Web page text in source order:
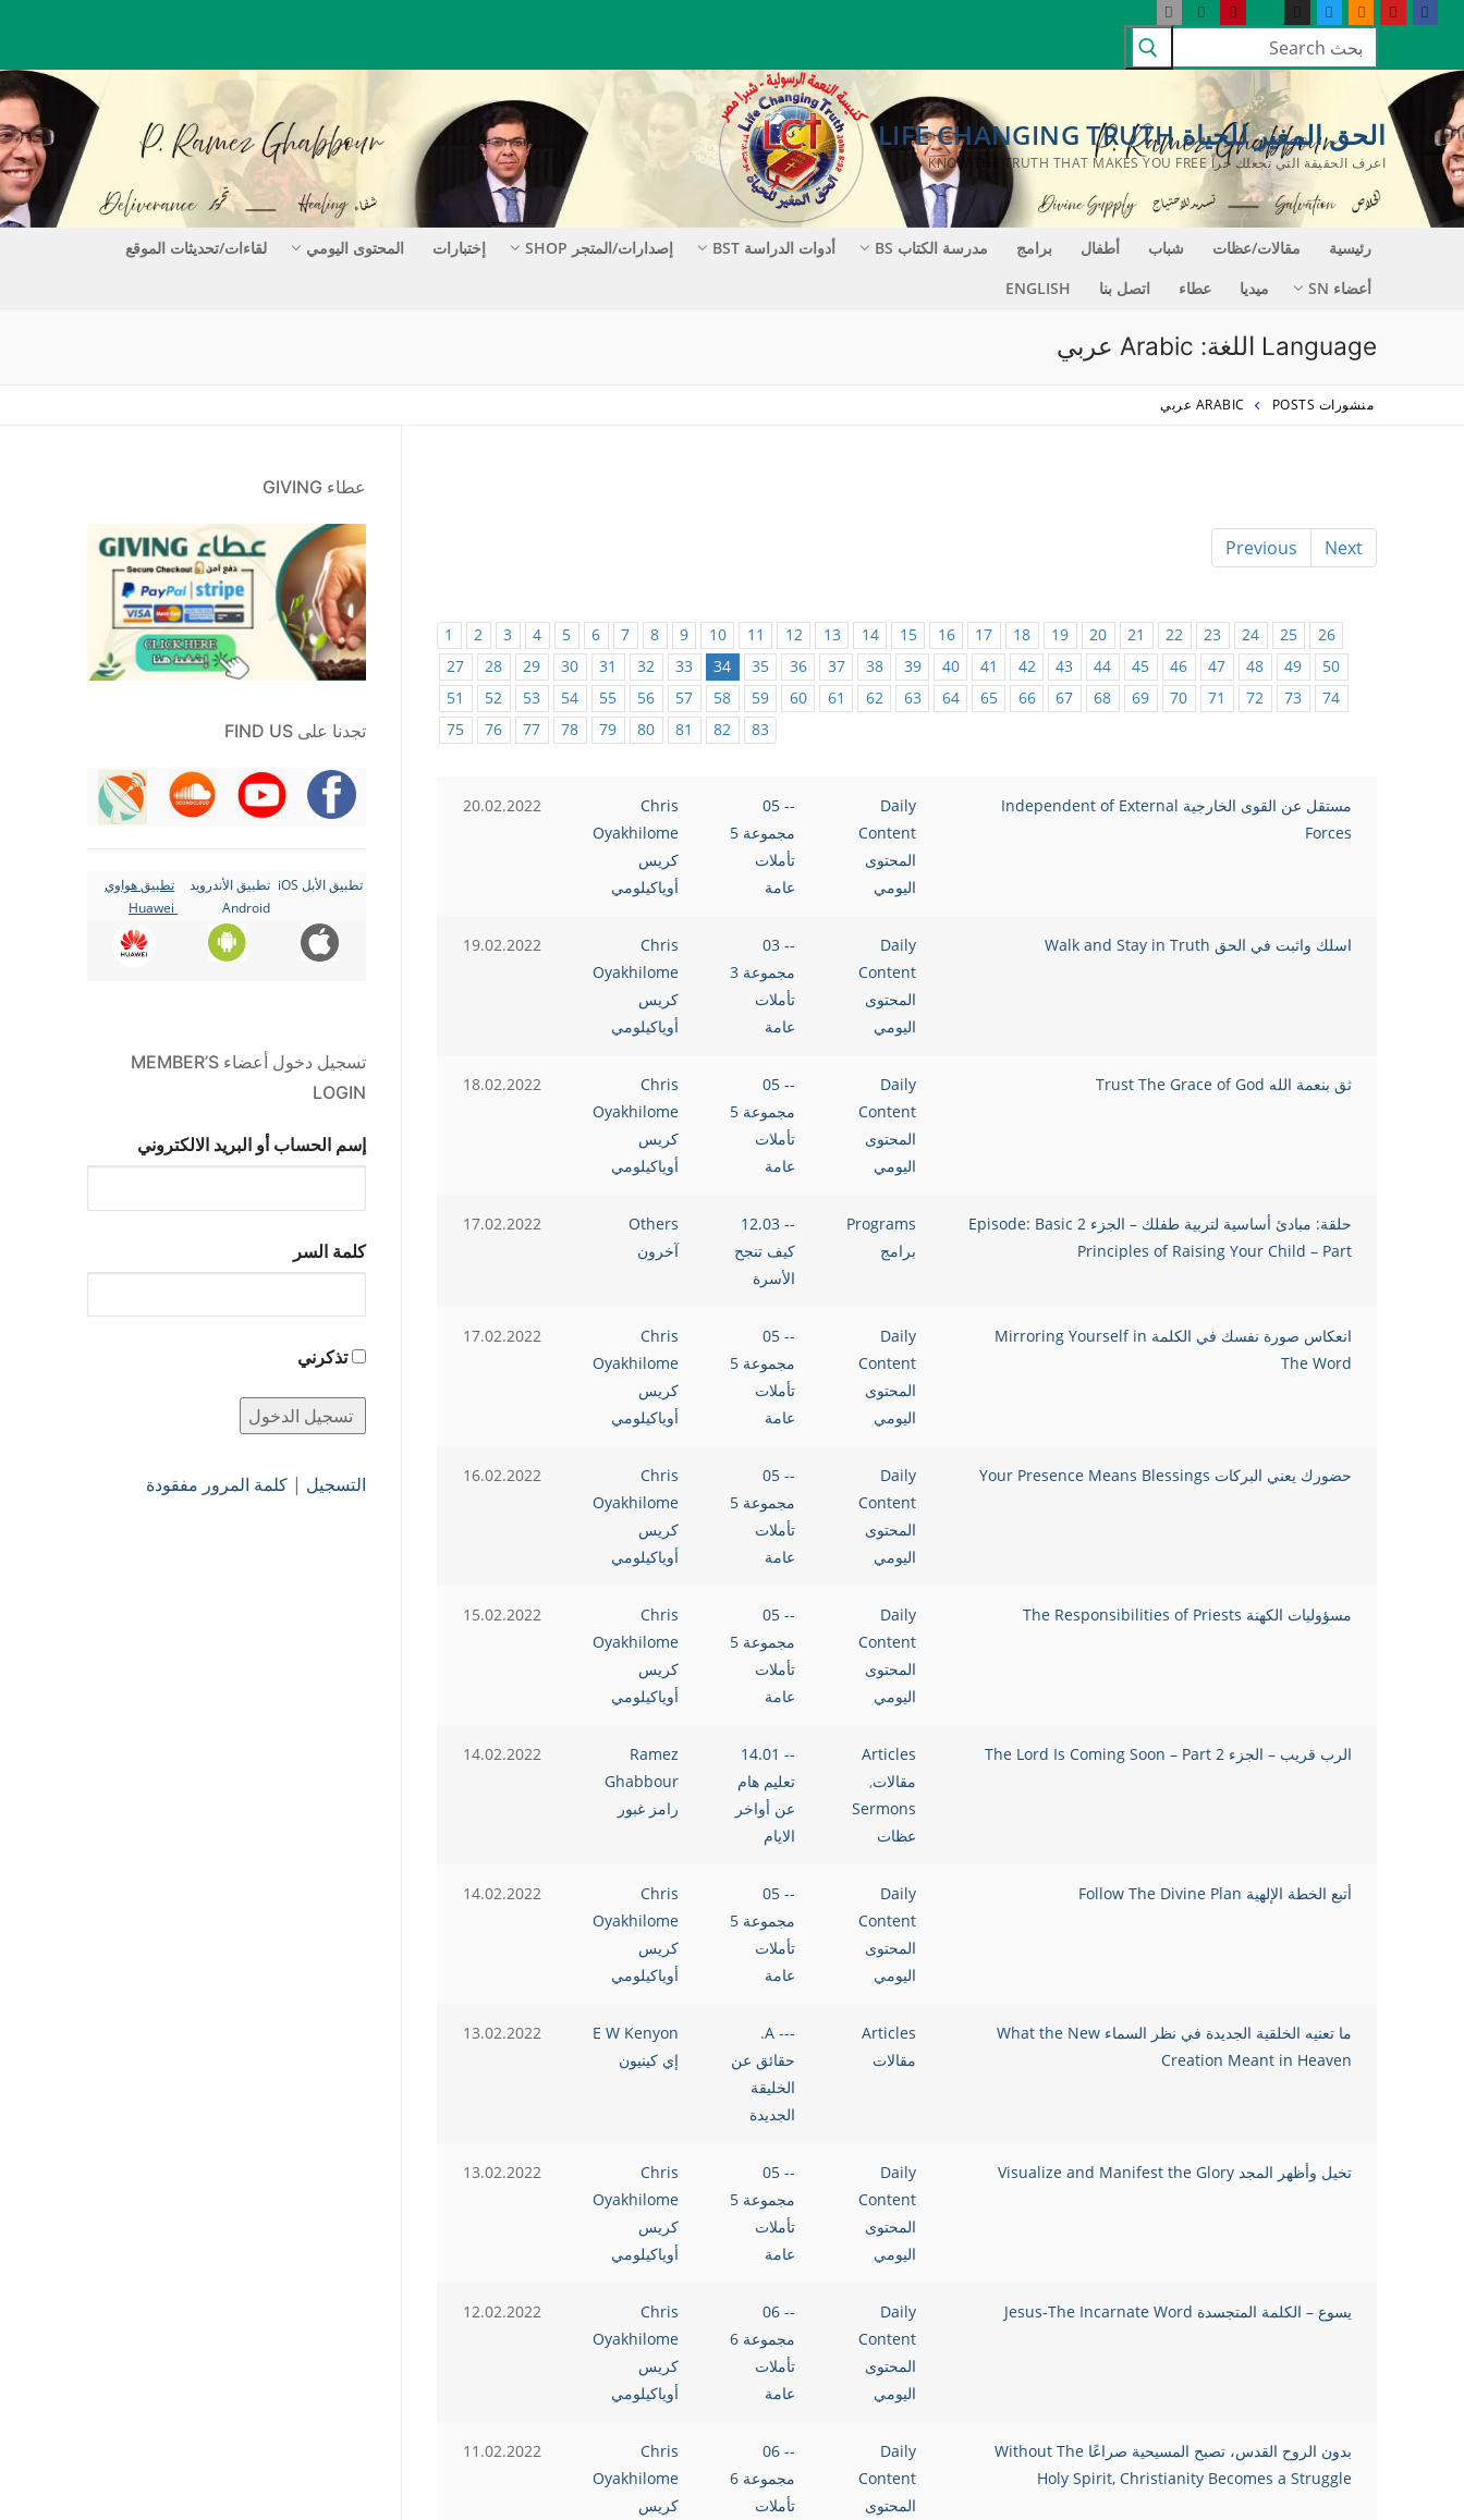
التجاوز
المحتوى
البحث
عن:
الحق المغير للحياة LIFE CHANGING TRUTH
اعرف الحقيقة التي تجعلك حراً KNOW THE TRUTH THAT MAKES YOU FREE
رئيسية مقالات/عظات شباب أطفال برامج مدرسة الكتاب BS أدوات الدراسة BST إصدارات/المتجر SHOP إختبارات المحتوى اليومي
لقاءات/تحديثات الموقع
أعضاء SN
ميديا عطاء اتصل بنا ENGLISH
Language اللغة: Arabic عربي
منشورات POSTS ARABIC عربي
Previous Next
1 2 3 4 5 6 7 8 9 10 11 12 13 14 15 16 17 18 19 20 21 22 23 24 25
26
27
28 29 30 31 32 33 34 35 36 37 38 39 40 41 42 43 44 45 46 47 48 49
50
51
52 53 54 55 56 57 58 59 60 61 62 63 64 65 66 67 68 69 70 71 72 73
74
75
76 77 78 79 80 81 82 83
مستقل عن القوى الخارجية Independent of External
Forces
Daily
Content
المحتوى
اليومي
-- 05
مجموعة 5
تأملات
عامة
Chris
Oyakhilome
كريس
أوياكيلومي
20.02.2022
اسلك واثبت في الحق Walk and Stay in Truth
Daily
Content
المحتوى
اليومي
-- 03
مجموعة 3
تأملات
عامة
Chris
Oyakhilome
كريس
أوياكيلومي
19.02.2022
ثق بنعمة الله Trust The Grace of God
Daily
Content
المحتوى
اليومي
-- 05
مجموعة 5
تأملات
عامة
Chris
Oyakhilome
كريس
أوياكيلومي
18.02.2022
حلقة: مبادئ أساسية لتربية طفلك – الجزء 2 Episode: Basic
Principles of Raising Your Child – Part
Programs
برامج
-- 12.03
كيف تنجح
الأسرة
Others
آخرون
17.02.2022
انعكاس صورة نفسك في الكلمة Mirroring Yourself in
The Word
Daily
Content
المحتوى
اليومي
-- 05
مجموعة 5
تأملات
عامة
Chris
Oyakhilome
كريس
أوياكيلومي
17.02.2022
حضورك يعني البركات Your Presence Means Blessings
Daily
Content
المحتوى
اليومي
-- 05
مجموعة 5
تأملات
عامة
Chris
Oyakhilome
كريس
أوياكيلومي
16.02.2022
مسؤوليات الكهنة The Responsibilities of Priests
Daily
Content
المحتوى
اليومي
-- 05
مجموعة 5
تأملات
عامة
Chris
Oyakhilome
كريس
أوياكيلومي
15.02.2022
الرب قريب – الجزء 2 The Lord Is Coming Soon – Part
Articles
مقالات,
Sermons
عظات
-- 14.01
تعليم هام
عن أواخر
الايام
Ramez
Ghabbour
رامز غبور
14.02.2022
أتبع الخطة الإلهية Follow The Divine Plan
Daily
Content
المحتوى
اليومي
-- 05
مجموعة 5
تأملات
عامة
Chris
Oyakhilome
كريس
أوياكيلومي
14.02.2022
ما تعنيه الخلقية الجديدة في نظر السماء What the New
Creation Meant in Heaven
Articles
مقالات
--- A.
حقائق عن
الخليقة
الجديدة
E W Kenyon
إي كينيون
13.02.2022
تخيل وأظهر المجد Visualize and Manifest the Glory
Daily
Content
المحتوى
اليومي
-- 05
مجموعة 5
تأملات
عامة
Chris
Oyakhilome
كريس
أوياكيلومي
13.02.2022
يسوع – الكلمة المتجسدة Jesus-The Incarnate Word
Daily
Content
المحتوى
اليومي
-- 06
مجموعة 6
تأملات
عامة
Chris
Oyakhilome
كريس
أوياكيلومي
12.02.2022
بدون الروح القدس، تصبح المسيحية صراعًا Without The
Holy Spirit, Christianity Becomes a Struggle
Daily
Content
المحتوى
-- 06
مجموعة 6
تأملات
Chris
Oyakhilome
كريس
11.02.2022
عطاء GIVING
تجدنا على FIND US
تطبيق الأبل iOS
تطبيق الأندرويد
Android
تطبيق هواوي
تسجيل دخول أعضاء MEMBER’S
LOGIN
إسم الحساب أو البريد الالكتروني
كلمة السر
تذكرني
التسجيل | كلمة المرور مفقودة